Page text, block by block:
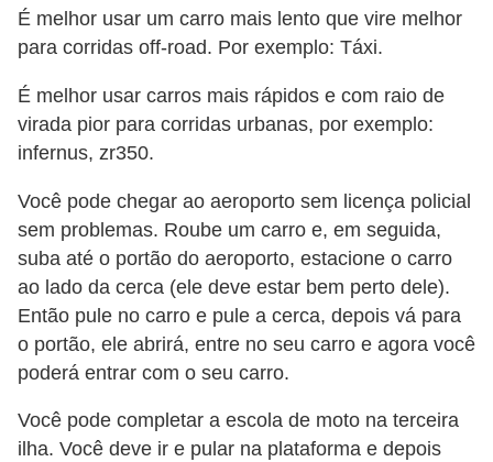
É melhor usar um carro mais lento que vire melhor
para corridas off-road. Por exemplo: Táxi.
É melhor usar carros mais rápidos e com raio de
virada pior para corridas urbanas, por exemplo:
infernus, zr350.
Você pode chegar ao aeroporto sem licença policial
sem problemas. Roube um carro e, em seguida,
suba até o portão do aeroporto, estacione o carro
ao lado da cerca (ele deve estar bem perto dele).
Então pule no carro e pule a cerca, depois vá para
o portão, ele abrirá, entre no seu carro e agora você
poderá entrar com o seu carro.
Você pode completar a escola de moto na terceira
ilha. Você deve ir e pular na plataforma e depois